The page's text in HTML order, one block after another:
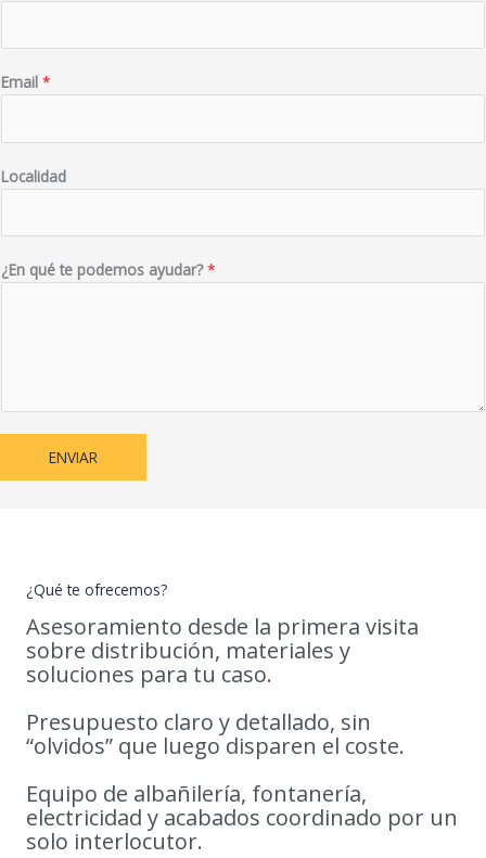
Email *
Localidad
¿En qué te podemos ayudar?*
ENVIAR
¿Qué te ofrecemos?
Asesoramiento desde la primera visita
sobre distribución, materiales y
soluciones para tu caso.
Presupuesto claro y detallado, sin
“olvidos” que luego disparen el coste.
Equipo de albañilería, fontanería,
electricidad y acabados coordinado por un
solo interlocutor.